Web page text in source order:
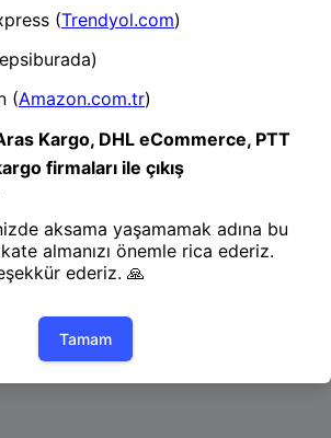
Google Play